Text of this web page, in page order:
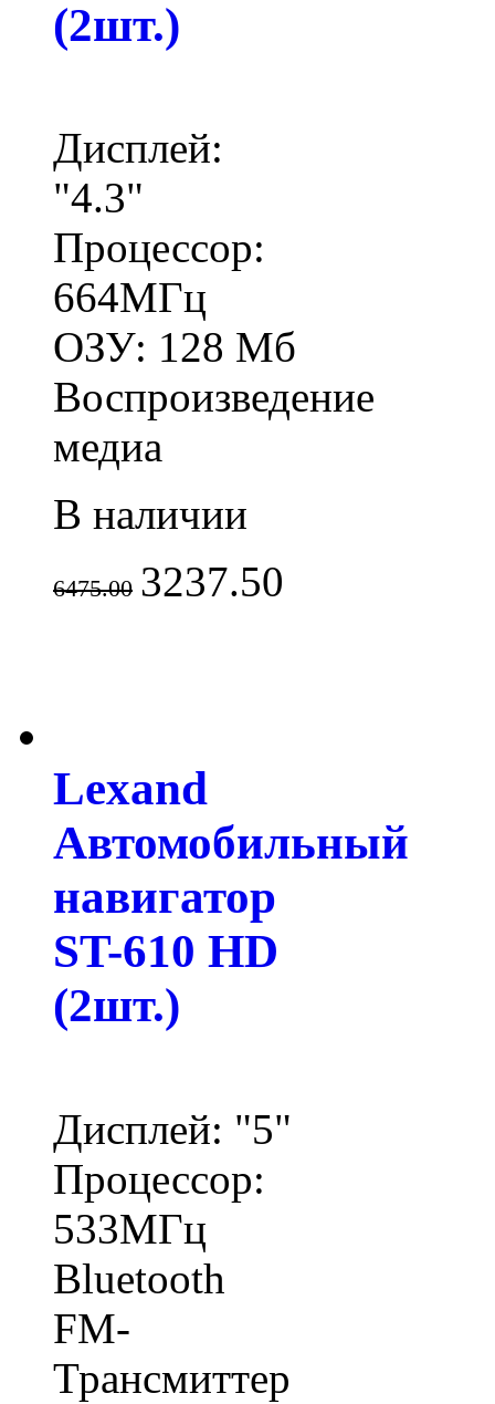
(2шт.)
Дисплей:
"4.3"
Процессор:
664МГц
ОЗУ: 128 Мб
Воспроизведение
медиа
В наличии
6475.00 3237.50
Lexand
Автомобильный
навигатор
ST-610 HD
(2шт.)
Дисплей: "5"
Процессор:
533МГц
Bluetooth
FM-
Трансмиттер